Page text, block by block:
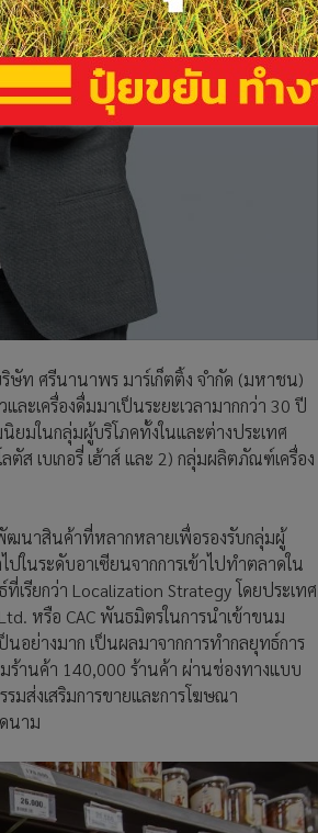
ริษัท ศรีนานาพร มาร์เก็ตติ้ง จำกัด (มหาชน)
ะเครื่องดื่มมาเป็นระยะเวลามากกว่า 30 ปี
ยมในกลุ่มผู้บริโภคทั้งในและต่างประเทศ
เบเกอรี่ เฮ้าส์ และ 2) กลุ่มผลิตภัณฑ์เครื่อง
ฒนาสินค้าที่หลากหลายเพื่อรองรับกลุ่มผู้
ในระดับอาเซียนจากการเข้าไปทำตลาดใน
เรียกว่า Localization Strategy โดยประเทศ
หรือ CAC พันธมิตรในการนำเข้าขนม
อย่างมาก เป็นผลมาจากการทำกลยุทธ์การ
ร้านค้า 140,000 ร้านค้า ผ่านช่องทางแบบ
มส่งเสริมการขายและการโฆษณา
นาม